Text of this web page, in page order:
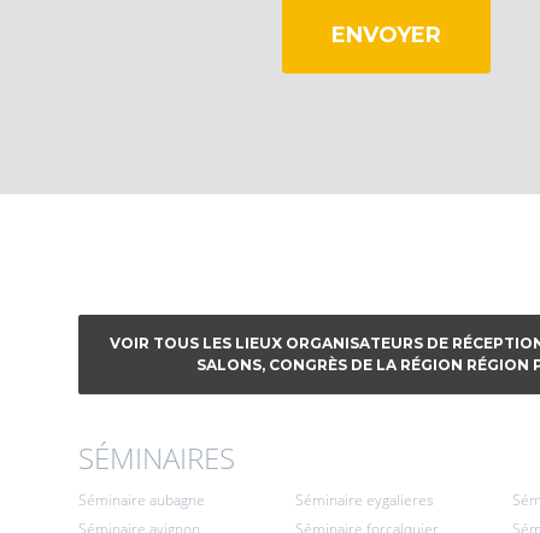
ENVOYER
VOIR TOUS LES LIEUX ORGANISATEURS DE
SALONS, CONGRÈS DE LA RÉGION RÉGION
SÉMINAIRES
Séminaire aubagne
Séminaire avignon
Séminaire eygalieres
Séminaire forcalquier